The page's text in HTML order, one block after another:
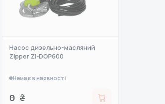
Насос дизельно-масляний
Zipper ZI-DOP600
Немає в наявності
0 ₴